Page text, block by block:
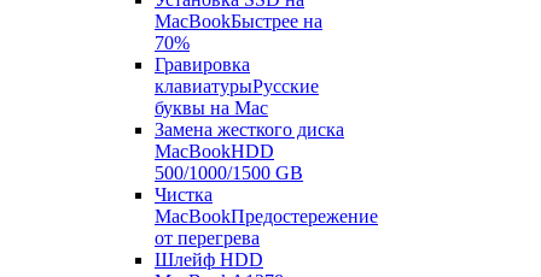
MacBookБыстрее на
70%
Гравировка
клавиатурыРусские
буквы на Mac
Замена жесткого диска
MacBookHDD
500/1000/1500 GB
Чистка
MacBookПредостережение
от перегрева
Шлейф HDD